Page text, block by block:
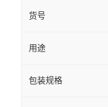
货号
用途
包装规格